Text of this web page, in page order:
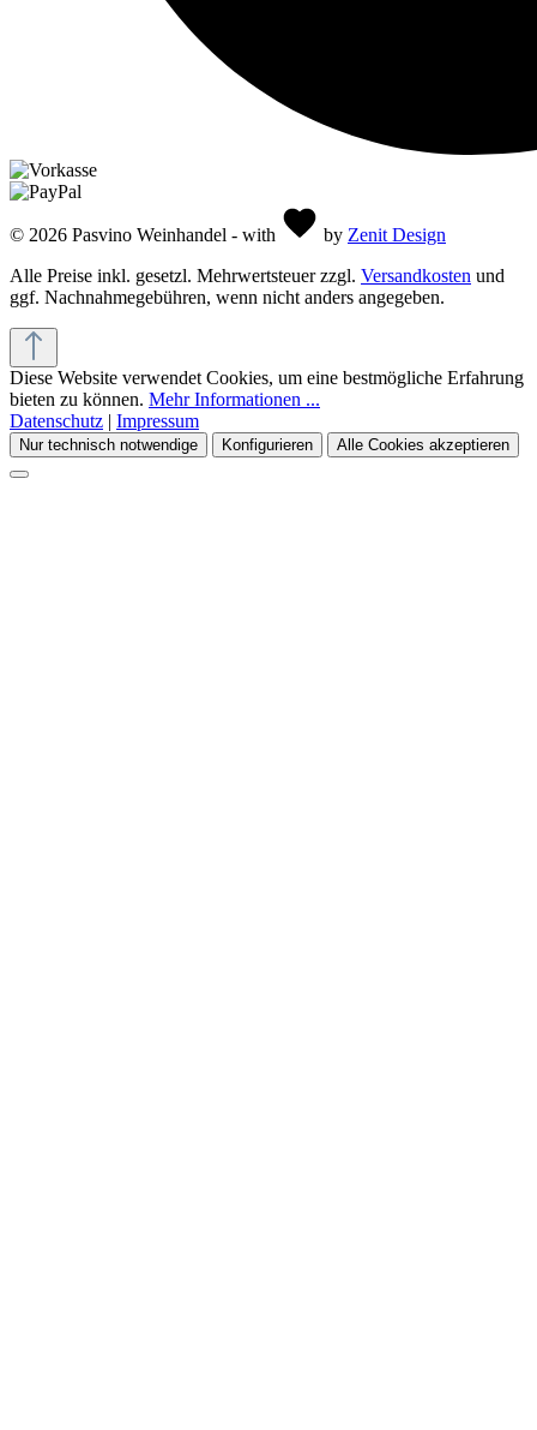
© 2026 Pasvino Weinhandel - with by Zenit Design
Alle Preise inkl. gesetzl. Mehrwertsteuer zzgl. Versandkosten und
ggf. Nachnahmegebühren, wenn nicht anders angegeben.
Diese Website verwendet Cookies, um eine bestmögliche Erfahrung
bieten zu können. Mehr Informationen ...
Datenschutz | Impressum
Nur technisch notwendige Konfigurieren Alle Cookies akzeptieren